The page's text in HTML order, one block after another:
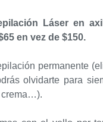
Láser en
en vez de $150.
permanente
olvidarte para
crema…).